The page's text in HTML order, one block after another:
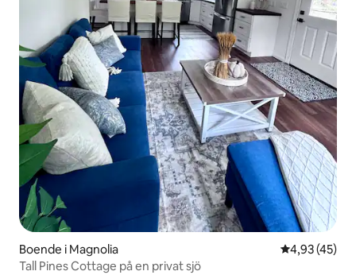
Boende i Magnolia 4,93 av 5 i
4,93 (45)
Tall Pines Cottage på en privat sjö